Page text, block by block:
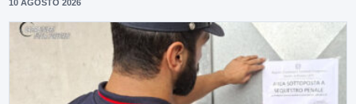
10 AGOSTO 2026